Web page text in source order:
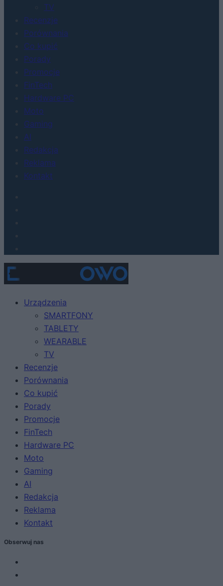
TV
Recenzje
Porównania
Co kupić
Porady
Promocje
FinTech
Hardware PC
Moto
Gaming
AI
Redakcja
Reklama
Kontakt
Urządzenia
SMARTFONY
TABLETY
WEARABLE
TV
Recenzje
Porównania
Co kupić
Porady
Promocje
FinTech
Hardware PC
Moto
Gaming
AI
Redakcja
Reklama
Kontakt
Obserwuj nas